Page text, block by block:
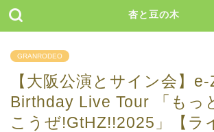
杏と豆の木
GRANRODEO
【大阪公演とサイン会】
Birthday Live Tour 「もっ
こうぜ!GtHZ!!2025」【ラ